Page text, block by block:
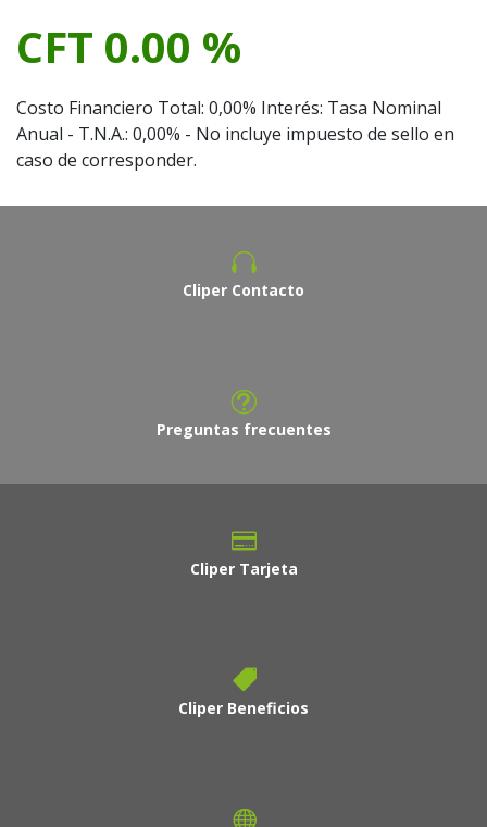
CFT 0.00 %
Costo Financiero Total: 0,00% Interés: Tasa Nominal
Anual - T.N.A.: 0,00% - No incluye impuesto de sello en
caso de corresponder.
Cliper Contacto
Preguntas frecuentes
Cliper Tarjeta
Cliper Beneficios